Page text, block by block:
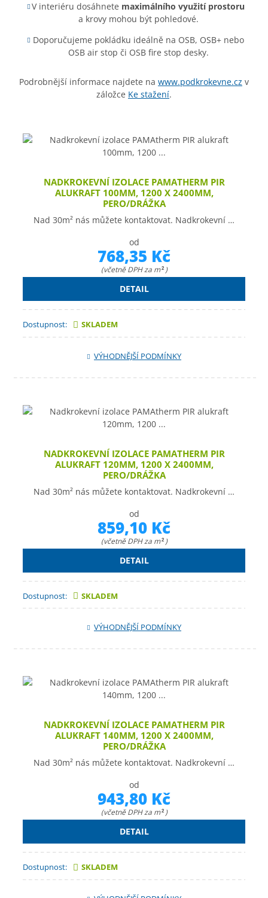
V interiéru dosáhnete maximálního využití prostoru
a krovy mohou být pohledové.
Doporučujeme pokládku ideálně na OSB, OSB+ nebo
OSB air stop či OSB fire stop desky.
Podrobnější informace najdete na www.podkrokevne.cz v
záložce Ke stažení.
NADKROKEVNÍ IZOLACE PAMATHERM PIR
ALUKRAFT 100MM, 1200 X 2400MM,
PERO/DRÁŽKA
Nad 30m² nás můžete kontaktovat. Nadkrokevní …
od
768,35 Kč
(včetně DPH za m 2 )
DETAIL
Dostupnost: SKLADEM
VÝHODNĚJŠÍ PODMÍNKY
NADKROKEVNÍ IZOLACE PAMATHERM PIR
ALUKRAFT 120MM, 1200 X 2400MM,
PERO/DRÁŽKA
Nad 30m² nás můžete kontaktovat. Nadkrokevní …
od
859,10 Kč
(včetně DPH za m 2 )
DETAIL
Dostupnost: SKLADEM
VÝHODNĚJŠÍ PODMÍNKY
NADKROKEVNÍ IZOLACE PAMATHERM PIR
ALUKRAFT 140MM, 1200 X 2400MM,
PERO/DRÁŽKA
Nad 30m² nás můžete kontaktovat. Nadkrokevní …
od
943,80 Kč
(včetně DPH za m 2 )
DETAIL
Dostupnost: SKLADEM